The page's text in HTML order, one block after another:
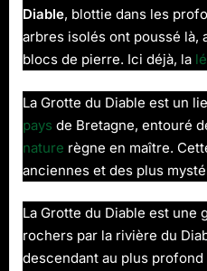
Diable, blottie dans les
arbres isolés ont poussé là,
blocs de pierre. Ici déjà, la
La Grotte du Diable est un
pays de Bretagne, entouré
nature règne en maître.
anciennes et des plus
La Grotte du Diable est une
rochers par la rivière du
descendant au plus